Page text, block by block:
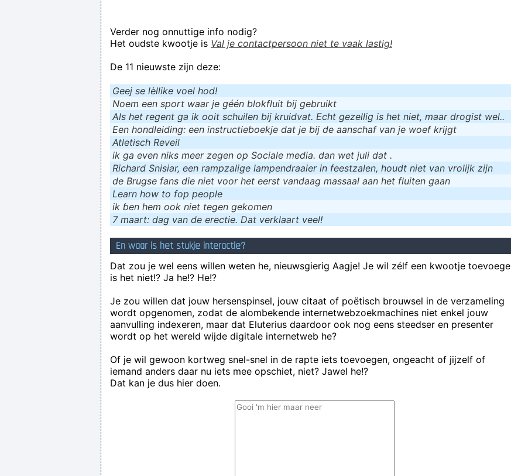
Verder nog onnuttige info nodig?
Het oudste kwootje is Val je contactpersoon niet te vaak lastig!
De 11 nieuwste zijn deze:
Geej se lèllike voel hod!
Noem een sport waar je géén blokfluit bij gebruikt
Als het regent ga ik ooit schuilen bij kruidvat. Echt gezellig is het niet, maar drogist wel..
Een hondleiding: een instructieboekje dat je bij de aanschaf van je woef krijgt
Atletisch Reveil
ik ga even niks meer zegen op Sociale media. dan wet juli dat .
Richard Snisiar, een rampzalige lampendraaier in feestzalen, houdt niet van vrolijk zijn
de Brugse fans die niet voor het eerst vandaag massaal aan het fluiten gaan
Learn how to fop people
ik ɓen hem ook niet tegen gekomen
7 maart: dag van de erectie. Dat verklaart veel!
En waar is het stukje interactie?
Dat zou je wel eens willen weten he, nieuwsgierig Aagje! Je wil zélf een kwootje
is het niet!? Ja he!? He!?
Je zou willen dat jouw hersenspinsel, jouw citaat of poëtisch brouwsel in de verzameling
wordt opgenomen, zodat de alombekende internetwebzoekmachines niet enkel jouw
aanvulling indexeren, maar dat Eluterius daardoor ook nog eens steedser en presenter
wordt op het wereld wijde digitale internetweb he?
Of je wil gewoon kortweg snel-snel in de rapte iets toevoegen, ongeacht of jijzelf of
iemand anders daar nu iets mee opschiet, niet? Jawel he!?
Dat kan je dus hier doen.